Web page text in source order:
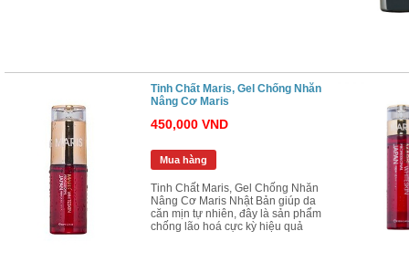
Tinh Chất Maris, Gel Chống Nhăn
Nâng Cơ Maris
450,000 VND
Mua hàng
Tinh Chất Maris, Gel Chống Nhăn
Nâng Cơ Maris Nhật Bản giúp da
căn mịn tự nhiên, đây là sản phẩm
chống lão hoá cực kỳ hiệu quả